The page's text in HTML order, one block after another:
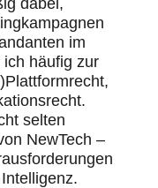
im
häufig zur
selten
NewTech –